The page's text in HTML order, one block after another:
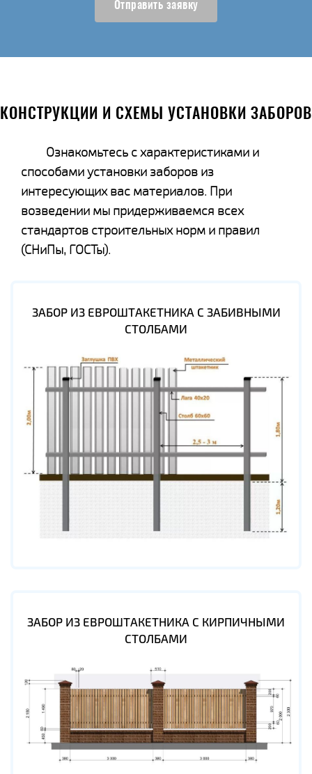
Отправить заявку
КОНСТРУКЦИИ И СХЕМЫ УСТАНОВКИ ЗАБОРОВ
Ознакомьтесь с характеристиками и
способами установки заборов из
интересующих вас материалов. При
возведении мы придерживаемся всех
стандартов строительных норм и правил
(СНиПы, ГОСТы).
ЗАБОР ИЗ ЕВРОШТАКЕТНИКА С ЗАБИВНЫМИ
СТОЛБАМИ
ЗАБОР ИЗ ЕВРОШТАКЕТНИКА С КИРПИЧНЫМИ
СТОЛБАМИ